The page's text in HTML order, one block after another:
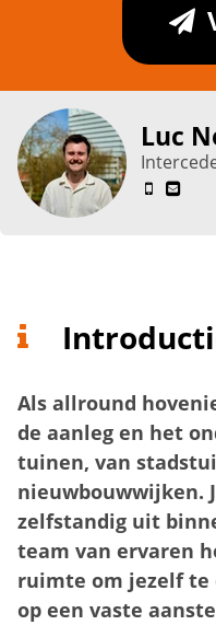
Luc
Als allround
de aanleg en het
tuinen, van
nieuwbouwwijken.
zelfstandig uit
team van ervaren
ruimte om jezelf
op een vaste